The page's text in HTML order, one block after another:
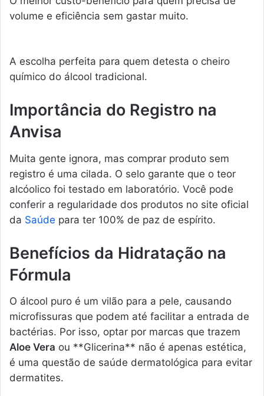
volume e eficiência sem gastar muito.
A escolha perfeita para quem detesta o cheiro
químico do álcool tradicional.
Importância do Registro na
Anvisa
Muita gente ignora, mas comprar produto sem
registro é uma cilada. O selo garante que o teor
alcóolico foi testado em laboratório. Você pode
conferir a regularidade dos produtos no site oficial
da Saúde para ter 100% de paz de espírito.
Benefícios da Hidratação na
Fórmula
O álcool puro é um vilão para a pele, causando
microfissuras que podem até facilitar a entrada de
bactérias. Por isso, optar por marcas que trazem
Aloe Vera ou **Glicerina** não é apenas estética,
é uma questão de saúde dermatológica para evitar
dermatites.